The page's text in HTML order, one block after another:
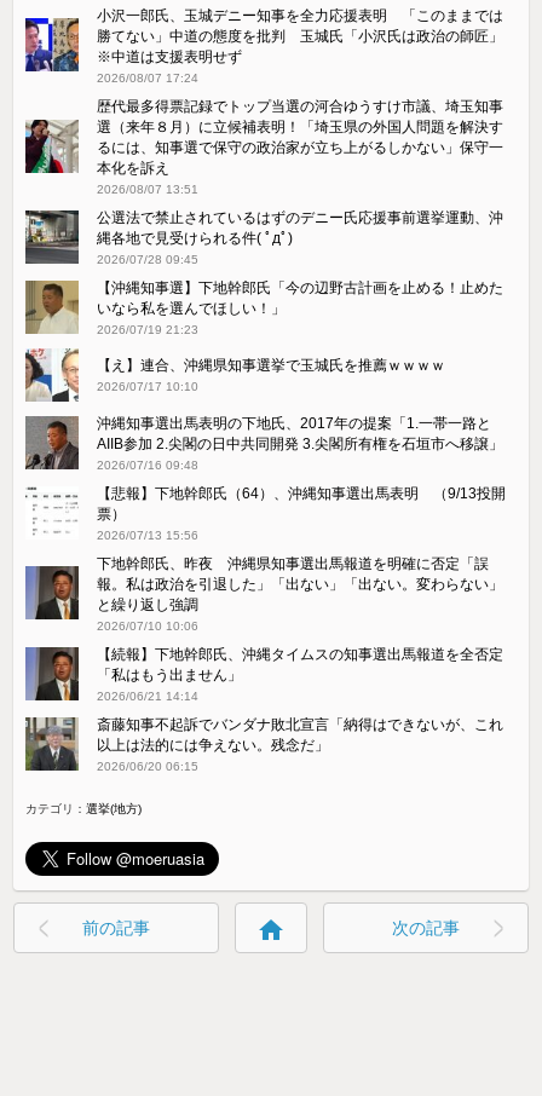
小沢一郎氏、玉城デニー知事を全力応援表明 「このままでは
勝てない」中道の態度を批判 玉城氏「小沢氏は政治の師匠」
※中道は支援表明せず
2026/08/07 17:24
歴代最多得票記録でトップ当選の河合ゆうすけ市議、埼玉知事
選（来年８月）に立候補表明！「埼玉県の外国人問題を解決す
るには、知事選で保守の政治家が立ち上がるしかない」保守一
本化を訴え
2026/08/07 13:51
公選法で禁止されているはずのデニー氏応援事前選挙運動、沖
縄各地で見受けられる件( ﾟдﾟ)
2026/07/28 09:45
【沖縄知事選】下地幹郎氏「今の辺野古計画を止める！止めた
いなら私を選んでほしい！」
2026/07/19 21:23
【え】連合、沖縄県知事選挙で玉城氏を推薦ｗｗｗｗ
2026/07/17 10:10
沖縄知事選出馬表明の下地氏、2017年の提案「1.一帯一路と
AIIB参加 2.尖閣の日中共同開発 3.尖閣所有権を石垣市へ移譲」
2026/07/16 09:48
【悲報】下地幹郎氏（64）、沖縄知事選出馬表明 （9/13投開
票）
2026/07/13 15:56
下地幹郎氏、昨夜 沖縄県知事選出馬報道を明確に否定「誤
報。私は政治を引退した」「出ない」「出ない。変わらない」
と繰り返し強調
2026/07/10 10:06
【続報】下地幹郎氏、沖縄タイムスの知事選出馬報道を全否定
「私はもう出ません」
2026/06/21 14:14
斎藤知事不起訴でバンダナ敗北宣言「納得はできないが、これ
以上は法的には争えない。残念だ」
2026/06/20 06:15
カテゴリ：選挙(地方)
前の記事 home 次の記事